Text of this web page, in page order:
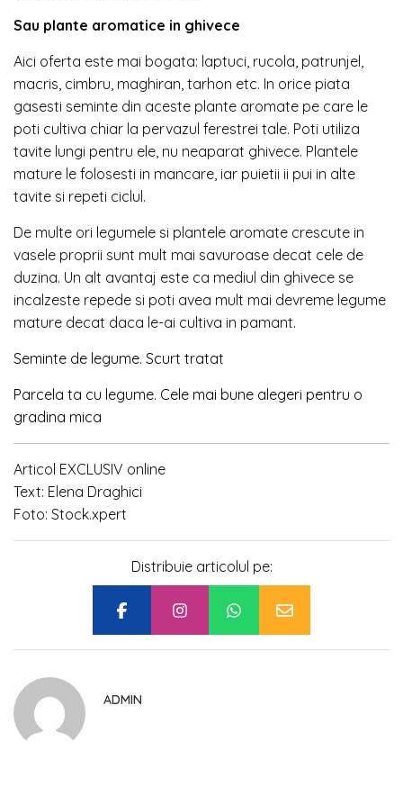
Sau plante aromatice in ghivece
Aici oferta este mai bogata: laptuci, rucola, patrunjel,
macris, cimbru, maghiran, tarhon etc. In orice piata
gasesti seminte din aceste plante aromate pe care le
poti cultiva chiar la pervazul ferestrei tale. Poti utiliza
tavite lungi pentru ele, nu neaparat ghivece. Plantele
mature le folosesti in mancare, iar puietii ii pui in alte
tavite si repeti ciclul.
De multe ori legumele si plantele aromate crescute in
vasele proprii sunt mult mai savuroase decat cele de
duzina. Un alt avantaj este ca mediul din ghivece se
incalzeste repede si poti avea mult mai devreme legume
mature decat daca le-ai cultiva in pamant.
Seminte de legume. Scurt tratat
Parcela ta cu legume. Cele mai bune alegeri pentru o
gradina mica
Articol EXCLUSIV online
Text: Elena Draghici
Foto: Stock.xpert
Distribuie articolul pe:
ADMIN